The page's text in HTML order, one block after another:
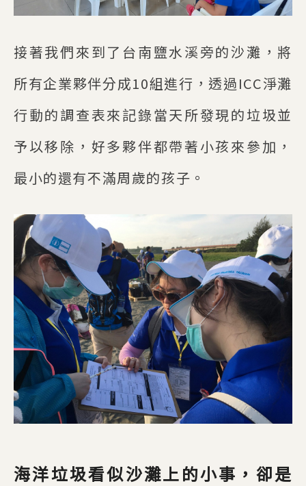
接著我們來到了台南鹽水溪旁的沙灘，將
所有企業夥伴分成10組進行，透過ICC淨灘
行動的調查表來記錄當天所發現的垃圾並
予以移除，好多夥伴都帶著小孩來參加，
最小的還有不滿周歲的孩子。
海洋垃圾看似沙灘上的小事，卻是